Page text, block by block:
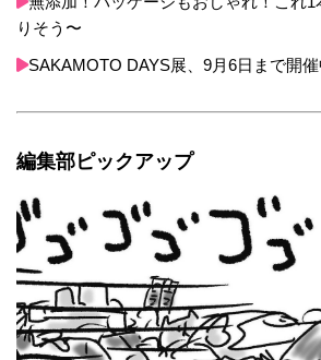
りそう〜
SAKAMOTO DAYS展、9月6日まで開催
編集部ピックアップ